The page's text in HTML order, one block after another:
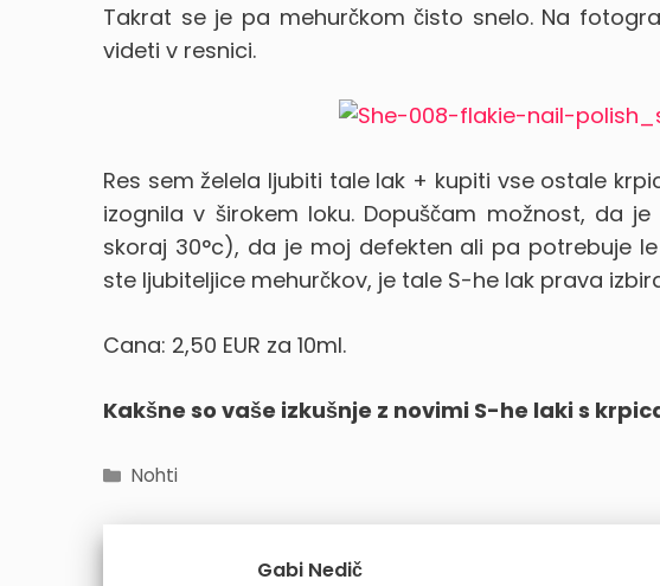
Takrat se je pa mehurčkom čisto snelo. Na
videti v resnici.
Res sem želela ljubiti tale lak + kupiti vse ostale
izognila v širokem loku. Dopuščam možnost, da
skoraj 30°c), da je moj defekten ali pa potrebuje
ste ljubiteljice mehurčkov, je tale S-he lak prava
Cana: 2,50 EUR za 10ml.
Kakšne so vaše izkušnje z novimi S-he laki s
Categories
Nohti
Gabi Nedič